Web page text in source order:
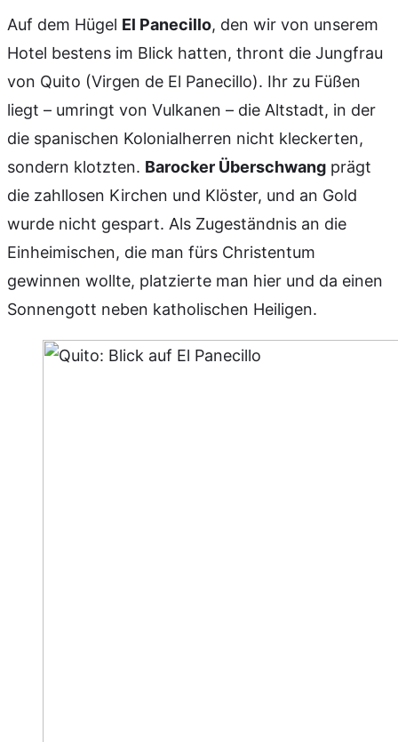
Auf dem Hügel El Panecillo, den wir von unserem
Hotel bestens im Blick hatten, thront die Jungfrau
von Quito (Virgen de El Panecillo). Ihr zu Füßen
liegt – umringt von Vulkanen – die Altstadt, in der
die spanischen Kolonialherren nicht kleckerten,
sondern klotzten. Barocker Überschwang prägt
die zahllosen Kirchen und Klöster, und an Gold
wurde nicht gespart. Als Zugeständnis an die
Einheimischen, die man fürs Christentum
gewinnen wollte, platzierte man hier und da einen
Sonnengott neben katholischen Heiligen.